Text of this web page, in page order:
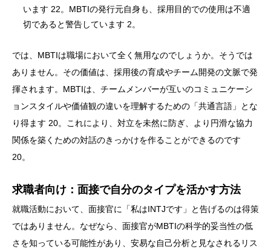
います 22。MBTIの発行元自身も、採用目的での使用は不適
切であると警告しています 2。
では、MBTIは職場において全く無用なのでしょうか。そうでは
ありません。その価値は、採用後の育成やチーム開発の文脈で発
揮されます。MBTIは、チームメンバーが互いのコミュニケーシ
ョンスタイルや価値観の違いを理解するための「共通言語」とな
り得ます 20。これにより、対立を未然に防ぎ、より円滑な協力
関係を築くための対話のきっかけを作ることができるのです
20。
求職者向け：面接で自分のタイプを活かす方法
就職活動において、面接官に「私はINTJです」と告げるのは得策
ではありません。なぜなら、面接官がMBTIの科学的妥当性の低
さを知っている可能性があり、安易な自己分析と見なされるリス